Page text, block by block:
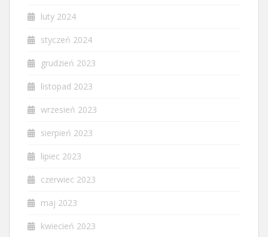
luty 2024
styczeń 2024
grudzień 2023
listopad 2023
wrzesień 2023
sierpień 2023
lipiec 2023
czerwiec 2023
maj 2023
kwiecień 2023